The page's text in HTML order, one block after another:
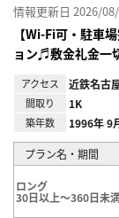
情報更新日 2026/
【Wi-Fi可・駐車
ョン♬敷金礼金一
アクセス 近鉄名古
間取り 1K
築年数 1996年 9
プラン名・期間
ロング
30日以上～360日未